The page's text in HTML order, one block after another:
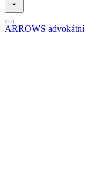
ARROWS